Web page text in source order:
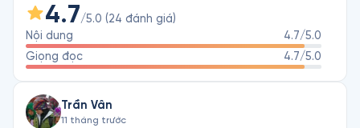
4.7/5.0 (24 đánh giá)
Nội dung
4.7/5.0
Giọng đọc
4.7/5.0
Trần Vân
11 tháng trước